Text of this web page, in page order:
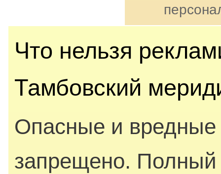
Что нельзя
Тамбовский
Опасные и вредные
запрещено. Полный